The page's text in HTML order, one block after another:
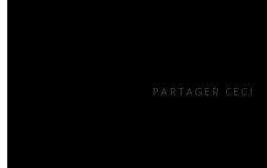
PARTAGER CECI